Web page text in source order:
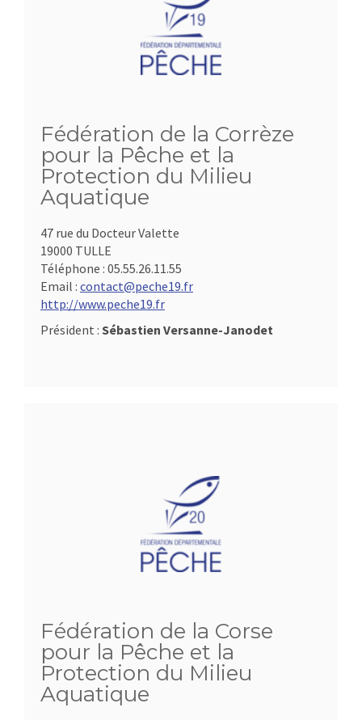
Fédération de la Corrèze
pour la Pêche et la
Protection du Milieu
Aquatique
47 rue du Docteur Valette
19000 TULLE
Téléphone : 05.55.26.11.55
Email : contact@peche19.fr
http://www.peche19.fr
Président : Sébastien Versanne-Janodet
Fédération de la Corse
pour la Pêche et la
Protection du Milieu
Aquatique